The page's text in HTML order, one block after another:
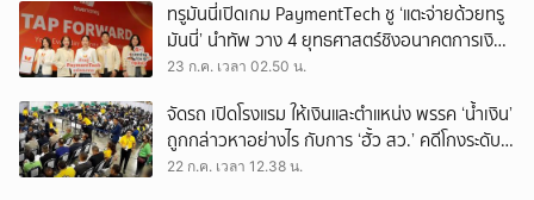
ทรูมันนี่เปิดเกม PaymentTech ชู ‘แตะจ่ายด้วยทรู
มันนี่’ นำทัพ วาง 4 ยุทธศาสตร์ชิงอนาคตการเงิน
ดิจิทัล
23 ก.ค. เวลา 02.50 น.
จัดรถ เปิดโรงแรม ให้เงินและตำแหน่ง พรรค ‘น้ำเงิน’
ถูกกล่าวหาอย่างไร กับการ ‘ฮั้ว สว.’ คดีโกงระดับ
ประเทศ
22 ก.ค. เวลา 12.38 น.